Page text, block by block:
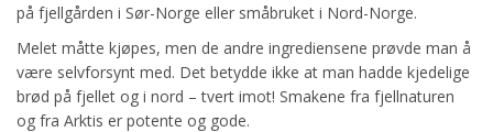
på fjellgården i Sør-Norge eller småbruket i Nord-Norge.
Melet måtte kjøpes, men de andre ingrediensene prøvde man å
være selvforsynt med. Det betydde ikke at man hadde kjedelige
brød på fjellet og i nord – tvert imot! Smakene fra fjellnaturen
og fra Arktis er potente og gode.